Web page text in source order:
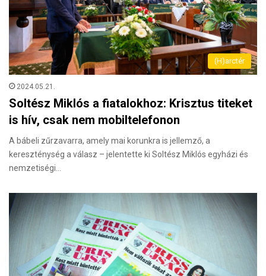
(H)arctér
2024.05.21.
Soltész Miklós a fiatalokhoz: Krisztus titeket
is hív, csak nem mobiltelefonon
A bábeli zűrzavarra, amely mai korunkra is jellemző, a
kereszténység a válasz – jelentette ki Soltész Miklós egyházi és
nemzetiségi…